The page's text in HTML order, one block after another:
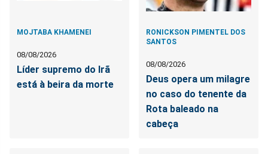
MOJTABA KHAMENEI
08/08/2026
Líder supremo do Irã
está à beira da morte
RONICKSON PIMENTEL DOS
SANTOS
08/08/2026
Deus opera um milagre
no caso do tenente da
Rota baleado na
cabeça